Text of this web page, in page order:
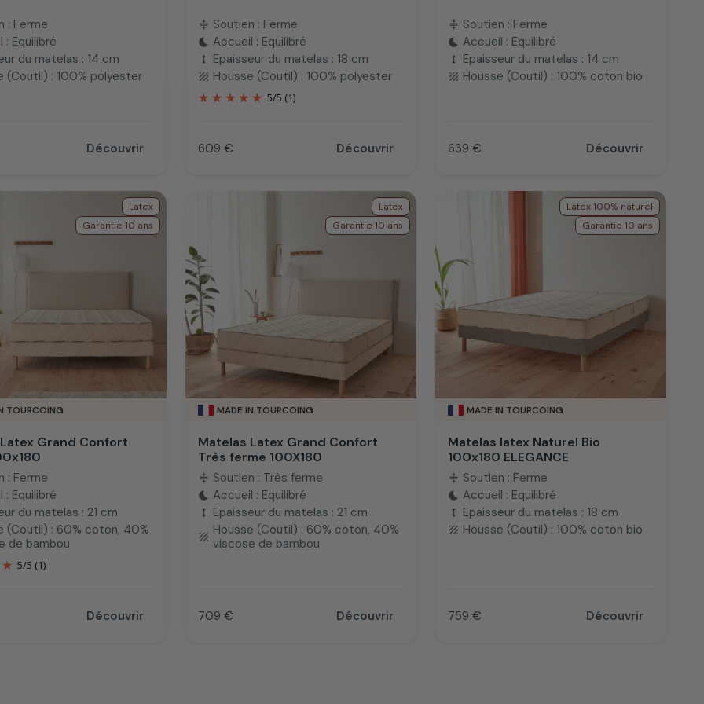
: Ferme
: Equilibré
du matelas : 14 cm
(Coutil) : 100% polyester
Découvrir
compress Soutien : Ferme
bedtime Accueil : Equilibré
height Epaisseur du matelas : 18 cm
texture Housse (Coutil) : 100% polyester
5/5 (1)
Prix
609 € Découvrir
compress Soutien : Ferme
bedtime Accueil : Equilibré
height Epaisseur du matelas : 14 cm
texture Housse (Coutil) : 100% coton bio
Prix
639 € Découvrir
TOURCOING
Latex
Garantie 10 ans
Grand Confort
: Ferme
: Equilibré
du matelas : 21 cm
(Coutil) : 60% coton, 40%
de bambou
5/5 (1)
Découvrir
MADE IN TOURCOING
Latex
Garantie 10 ans
Matelas Latex Grand Confort
Très ferme 100X180
compress Soutien : Très ferme
bedtime Accueil : Equilibré
height Epaisseur du matelas : 21 cm
texture Housse (Coutil) : 60% coton, 40%
viscose de bambou
Prix
709 € Découvrir
MADE IN TOURCOING
Latex 100% naturel
Garantie 10 ans
Matelas latex Naturel Bio
100x180 ELEGANCE
compress Soutien : Ferme
bedtime Accueil : Equilibré
height Epaisseur du matelas : 18 cm
texture Housse (Coutil) : 100% coton bio
Prix
759 € Découvrir